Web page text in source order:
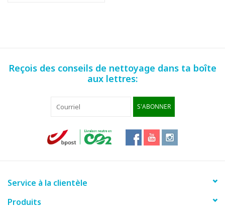
Reçois des conseils de nettoyage dans ta boîte
aux lettres:
S'ABONNER
Service à la clientèle
Produits